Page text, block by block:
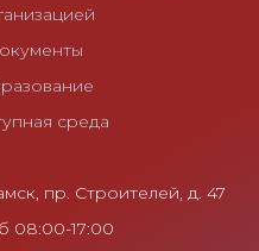
я
среда
пр. Строителей, д. 47
08:00-17:00